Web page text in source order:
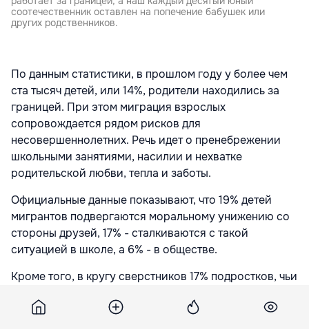
соотечественник оставлен на попечение бабушек или
других родственников.
По данным статистики, в прошлом году у более чем
ста тысяч детей, или 14%, родители находились за
границей. При этом миграция взрослых
сопровождается рядом рисков для
несовершеннолетних. Речь идет о пренебрежении
школьными занятиями, насилии и нехватке
родительской любви, тепла и заботы.
Официальные данные показывают, что 19% детей
мигрантов подвергаются моральному унижению со
стороны друзей, 17% - сталкиваются с такой
ситуацией в школе, а 6% - в обществе.
Кроме того, в кругу сверстников 17% подростков, чьи
физическое насилие. Четыре процента таких детей